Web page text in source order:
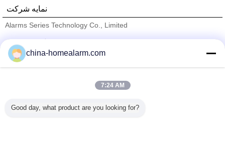
نمایه شرکت
Alarms Series Technology Co., Limited
Trust Seal
Verified Suplier
همه محصولات
china-homealarm.com
7:24 AM
Good day, what product are you looking for?